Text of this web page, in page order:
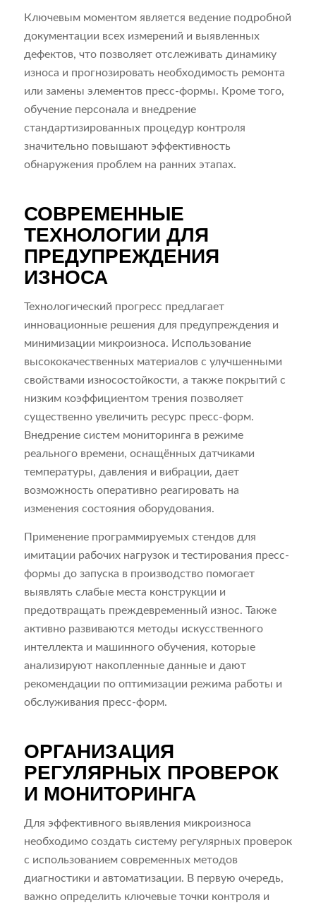
Ключевым моментом является ведение подробной
документации всех измерений и выявленных
дефектов, что позволяет отслеживать динамику
износа и прогнозировать необходимость ремонта
или замены элементов пресс-формы. Кроме того,
обучение персонала и внедрение
стандартизированных процедур контроля
значительно повышают эффективность
обнаружения проблем на ранних этапах.
СОВРЕМЕННЫЕ
ТЕХНОЛОГИИ ДЛЯ
ПРЕДУПРЕЖДЕНИЯ
ИЗНОСА
Технологический прогресс предлагает
инновационные решения для предупреждения и
минимизации микроизноса. Использование
высококачественных материалов с улучшенными
свойствами износостойкости, а также покрытий с
низким коэффициентом трения позволяет
существенно увеличить ресурс пресс-форм.
Внедрение систем мониторинга в режиме
реального времени, оснащённых датчиками
температуры, давления и вибрации, дает
возможность оперативно реагировать на
изменения состояния оборудования.
Применение программируемых стендов для
имитации рабочих нагрузок и тестирования пресс-
формы до запуска в производство помогает
выявлять слабые места конструкции и
предотвращать преждевременный износ. Также
активно развиваются методы искусственного
интеллекта и машинного обучения, которые
анализируют накопленные данные и дают
рекомендации по оптимизации режима работы и
обслуживания пресс-форм.
ОРГАНИЗАЦИЯ
РЕГУЛЯРНЫХ ПРОВЕРОК
И МОНИТОРИНГА
Для эффективного выявления микроизноса
необходимо создать систему регулярных проверок
с использованием современных методов
диагностики и автоматизации. В первую очередь,
важно определить ключевые точки контроля и